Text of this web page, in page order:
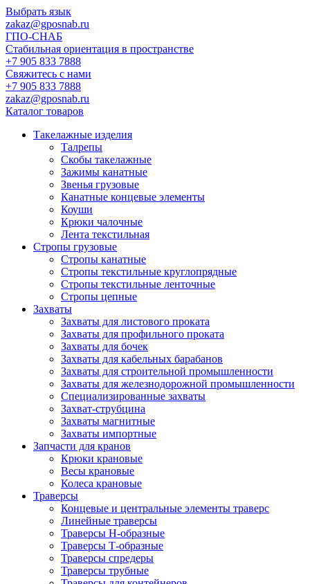
Выбрать язык
zakaz@gposnab.ru
ГПО-СНАБ
Стабильная ориентация в пространстве
+7 905 833 7888
Свяжитесь с нами
+7 905 833 7888
zakaz@gposnab.ru
Каталог товаров
Такелажные изделия
Талрепы
Скобы такелажные
Зажимы канатные
Звенья грузовые
Канатные концевые элементы
Коуши
Крюки чалочные
Лента текстильная
Стропы грузовые
Стропы канатные
Стропы текстильные круглопрядные
Стропы текстильные ленточные
Стропы цепные
Захваты
Захваты для листового проката
Захваты для профильного проката
Захваты для бочек
Захваты для кабельных барабанов
Захваты для строительной промышленности
Захваты для железнодорожной промышленности
Специализированные захваты
Захват-струбцина
Захваты магнитные
Захваты импортные
Запчасти для кранов
Крюки крановые
Весы крановые
Колеса крановые
Траверсы
Концевые и центральные элементы траверс
Линейные траверсы
Траверсы Н-образные
Траверсы Т-образные
Траверсы спредеры
Траверсы трубные